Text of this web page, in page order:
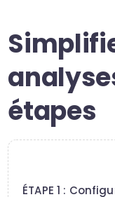
étapes
ÉTAPE 1 :